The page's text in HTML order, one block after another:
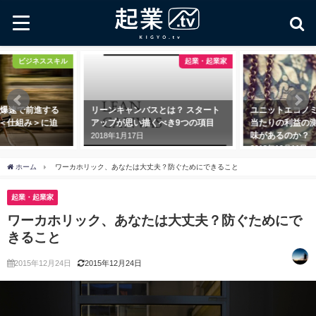
リーンキャンバスとは？ スタート
アップが思い描くべき9つの項目
2018年1月17日
起業・起業家
ユニットエコノミクスとは？ 顧客
当たりの利益の測定に一体何の意
2018年10月11日
ホーム ワーカホリック、あなたは大丈夫？防ぐためにできること
起業・起業家
ワーカホリック、あなたは大丈夫？防ぐためにで
きること
2015年12月24日 2015年12月24日